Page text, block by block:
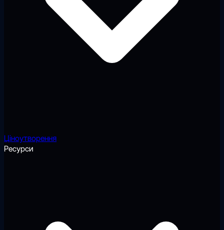
Ціноутворення
Ресурси